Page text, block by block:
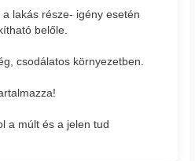
lakás része- igény esetén
belőle.
csodálatos környezetben.
a múlt és a jelen tud